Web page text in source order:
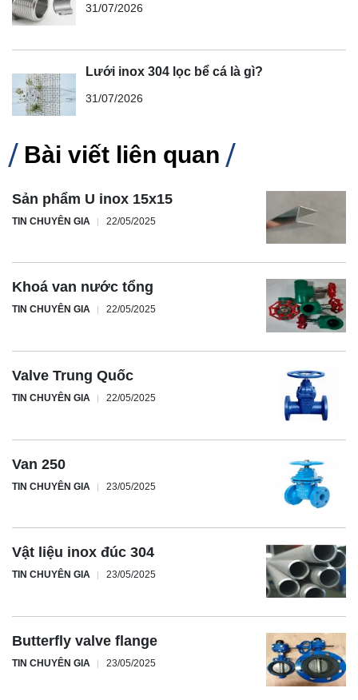
31/07/2026
Lưới inox 304 lọc bể cá là gì?
31/07/2026
Bài viết liên quan
Sản phẩm U inox 15x15
TIN CHUYÊN GIA 22/05/2025
Khoá van nước tổng
TIN CHUYÊN GIA 22/05/2025
Valve Trung Quốc
TIN CHUYÊN GIA 22/05/2025
Van 250
TIN CHUYÊN GIA 23/05/2025
Vật liệu inox đúc 304
TIN CHUYÊN GIA 23/05/2025
Butterfly valve flange
TIN CHUYÊN GIA 23/05/2025